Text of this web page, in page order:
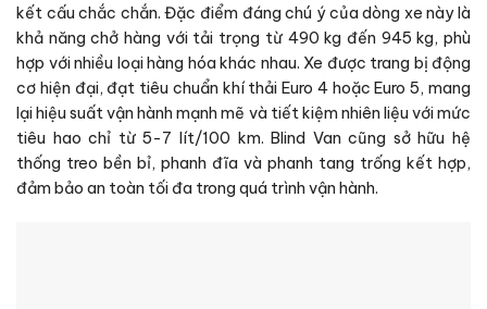
kết cấu chắc chắn. Đặc điểm đáng chú ý của dòng xe này là
khả năng chở hàng với tải trọng từ 490 kg đến 945 kg, phù
hợp với nhiều loại hàng hóa khác nhau. Xe được trang bị động
cơ hiện đại, đạt tiêu chuẩn khí thải Euro 4 hoặc Euro 5, mang
lại hiệu suất vận hành mạnh mẽ và tiết kiệm nhiên liệu với mức
tiêu hao chỉ từ 5-7 lít/100 km. Blind Van cũng sở hữu hệ
thống treo bền bỉ, phanh đĩa và phanh tang trống kết hợp,
đảm bảo an toàn tối đa trong quá trình vận hành.